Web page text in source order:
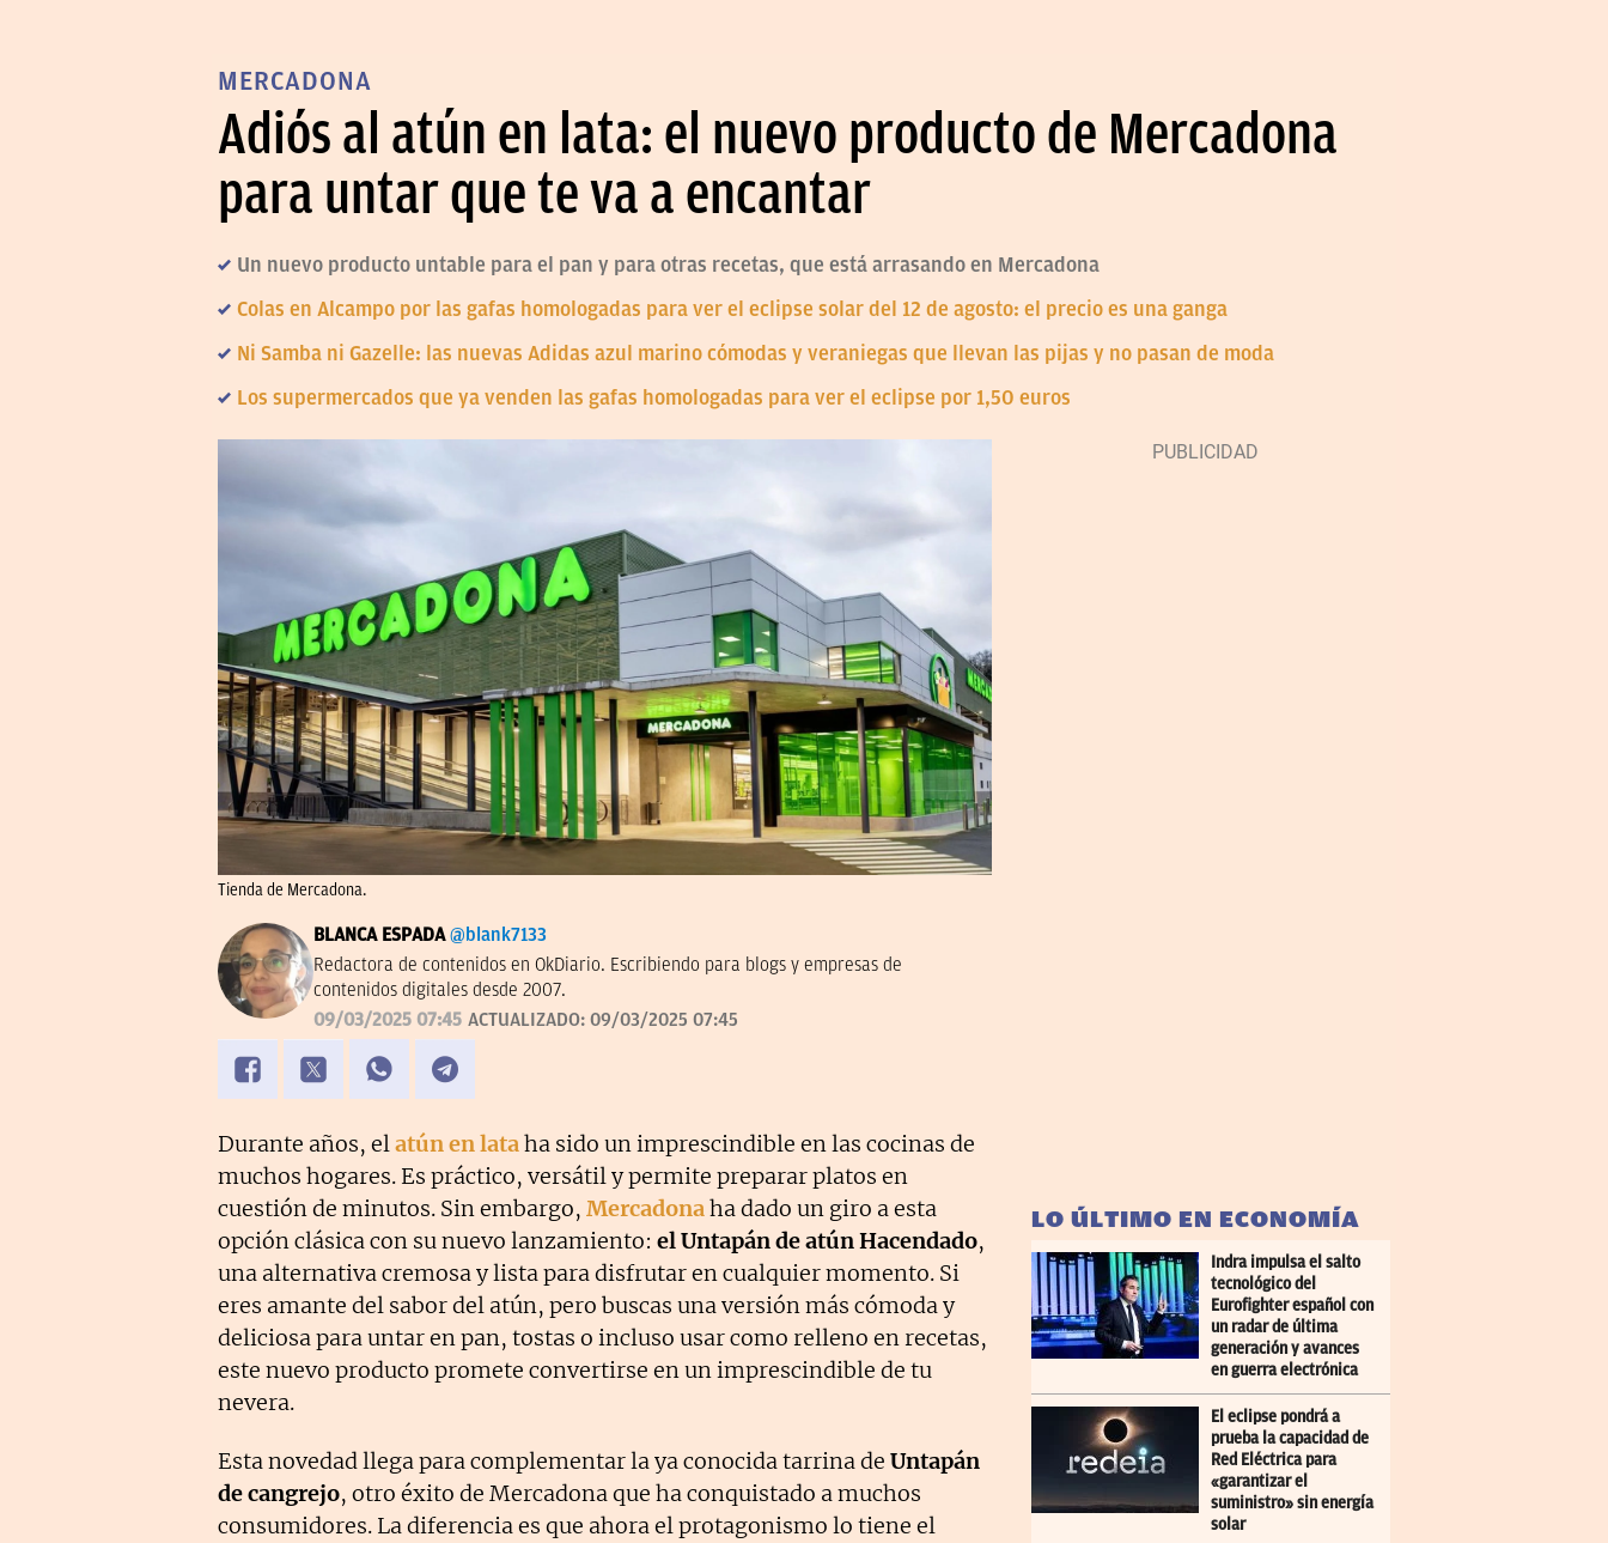
MERCADONA
Adiós al atún en lata: el nuevo producto de Mercadona
para untar que te va a encantar
Un nuevo producto untable para el pan y para otras recetas, que está arrasando en Mercadona
Colas en Alcampo por las gafas homologadas para ver el eclipse solar del 12 de agosto: el precio es una ganga
Ni Samba ni Gazelle: las nuevas Adidas azul marino cómodas y veraniegas que llevan las pijas y no pasan de moda
Los supermercados que ya venden las gafas homologadas para ver el eclipse por 1,50 euros
Tienda de Mercadona.
BLANCA ESPADA @blank7133
Redactora de contenidos en OkDiario. Escribiendo para blogs y empresas de
contenidos digitales desde 2007.
09/03/2025 07:45 ACTUALIZADO: 09/03/2025 07:45
Durante años, elatún en lataha sido un imprescindible en las cocinas de
muchos hogares. Es práctico, versátil y permite preparar platos en
cuestión de minutos. Sin embargo, Mercadonaha dado un giro a esta
opción clásica con su nuevo lanzamiento: el Untapán de atún Hacendado,
una alternativa cremosa y lista para disfrutar en cualquier momento. Si
eres amante del sabor del atún, pero buscas una versión más cómoda y
deliciosa para untar en pan, tostas o incluso usar como relleno en recetas,
este nuevo producto promete convertirse en un imprescindible de tu
nevera.
Esta novedad llega para complementar la ya conocida tarrina de Untapán
de cangrejo, otro éxito de Mercadona que ha conquistado a muchos
consumidores. La diferencia es que ahora el protagonismo lo tiene el
LO ÚLTIMO EN ECONOMÍA
Indra impulsa el salto
tecnológico del
Eurofighter español con
un radar de última
generación y avances
en guerra electrónica
El eclipse pondrá a
prueba la capacidad de
Red Eléctrica para
«garantizar el
suministro» sin energía
solar